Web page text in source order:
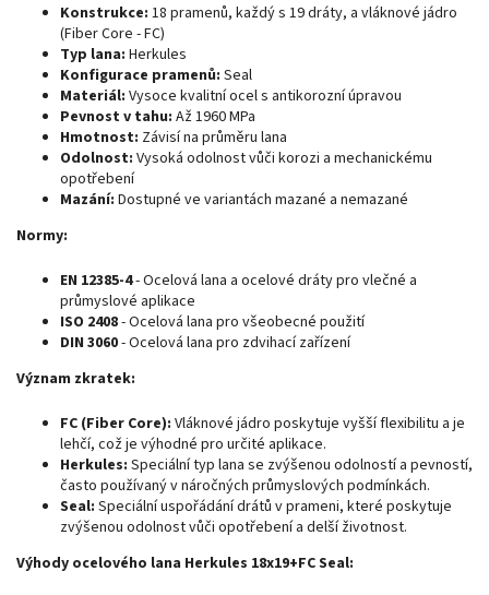
Konstrukce: 18 pramenů, každý s 19 dráty, a vláknové jádro
(Fiber Core - FC)
Typ lana: Herkules
Konfigurace pramenů: Seal
Materiál: Vysoce kvalitní ocel s antikorozní úpravou
Pevnost v tahu: Až 1960 MPa
Hmotnost: Závisí na průměru lana
Odolnost: Vysoká odolnost vůči korozi a mechanickému
opotřebení
Mazání: Dostupné ve variantách mazané a nemazané
Normy:
EN 12385-4- Ocelová lana a ocelové dráty pro vlečné a
průmyslové aplikace
ISO 2408- Ocelová lana pro všeobecné použití
DIN 3060- Ocelová lana pro zdvihací zařízení
Význam zkratek:
FC (Fiber Core): Vláknové jádro poskytuje vyšší flexibilitu a je
lehčí, což je výhodné pro určité aplikace.
Herkules: Speciální typ lana se zvýšenou odolností a pevností,
často používaný v náročných průmyslových podmínkách.
Seal: Speciální uspořádání drátů v prameni, které poskytuje
zvýšenou odolnost vůči opotřebení a delší životnost.
Výhody ocelového lana Herkules 18x19+FC Seal: